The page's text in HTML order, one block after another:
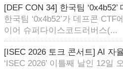
[DEF CON 34] 한국팀 ‘0x4b52’
한국팀 ‘0x4b52’가 데프콘 CTF
이어 슈퍼다이스코드러버스(...
[ISEC 2026 토크 콘서트] AI 자
‘ISEC 2026’ 이틀째 날인 12일